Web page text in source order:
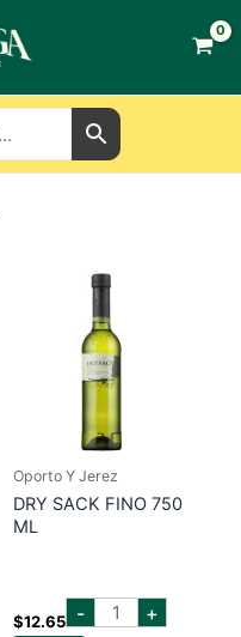
Oporto Y Jerez
DRY SACK FINO 750
ML
$12.65 - dry
sack +